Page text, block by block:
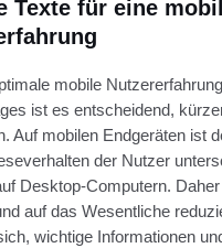
Texte für eine
mobile
ist es entscheidend,
Auf mobilen Endgeräten ist
der Nutzer
Desktop-Computern.
auf das Wesentliche
wichtige Informationen